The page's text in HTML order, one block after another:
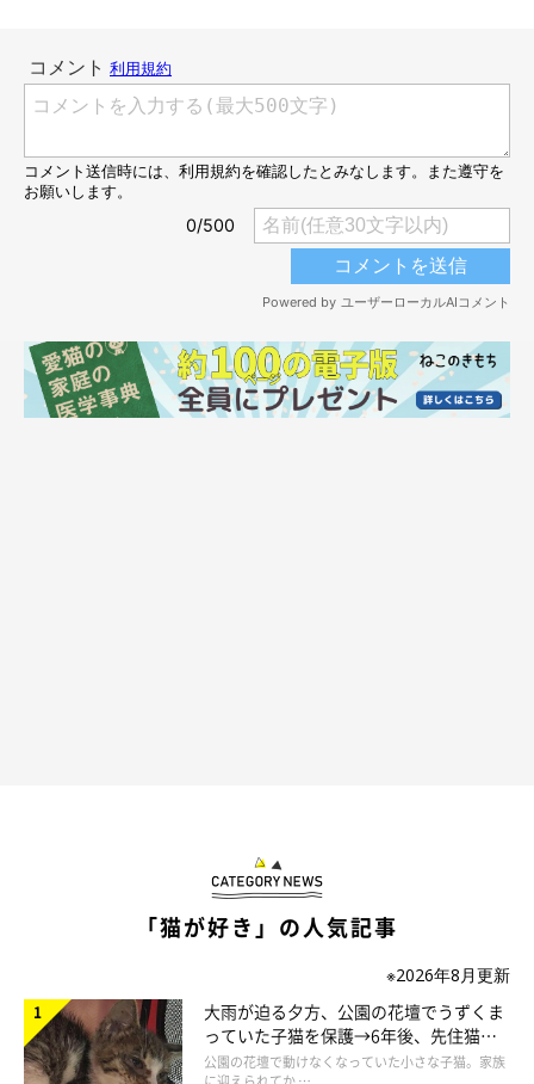
「猫が好き」の人気記事
※2026年8月更新
大雨が迫る夕方、公園の花壇でうずくま
っていた子猫を保護→6年後、先住猫
と“姉妹”のような関係に
公園の花壇で動けなくなっていた小さな子猫。家族